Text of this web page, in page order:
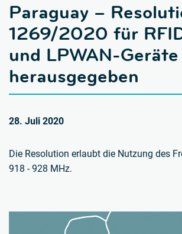
Branchen
Knowledge Center
Paraguay –
1269/2020 für
und LPWAN-Geräte
herausgegeben
28. Juli 2020
Die Resolution erlaubt die Nutzung des
918 - 928 MHz.